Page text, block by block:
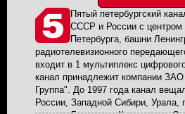
Пятый петербургский
СССР и России с центром
Петербурга, башни
радиотелевизионного
входит в 1 мультиплекс
канал принадлежит компании
Группа". До 1997 года канал
России, Западной Сибири,